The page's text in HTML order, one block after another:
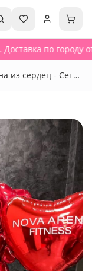
по городу
из сердец - Сет